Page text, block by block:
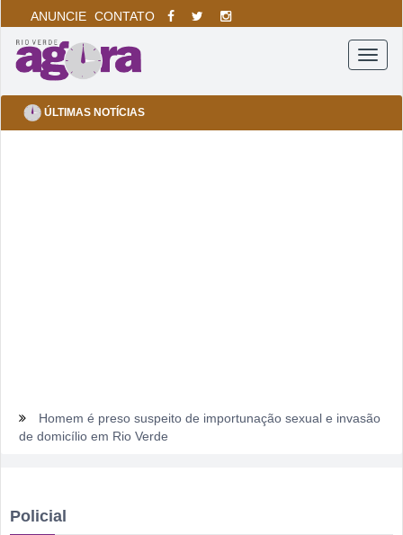
ANUNCIE CONTATO
Menu
ÚLTIMAS NOTÍCIAS
Homem é preso suspeito de importunação sexual e invasão
de domicílio em Rio Verde
Dois homens são presos suspeitos de tráfico de drogas em
Policial